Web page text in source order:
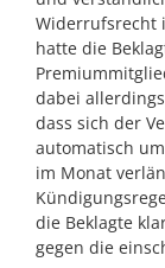
Widerrufsrecht
hatte die
dabei
dass sich der
automatisch
im Monat
die Beklagte
gegen die